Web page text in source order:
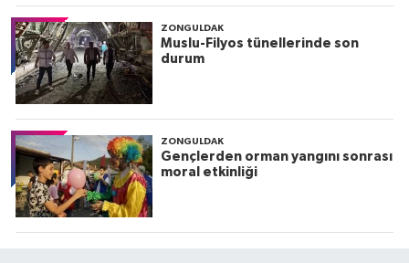
ZONGULDAK
Muslu-Filyos tünellerinde son
durum
ZONGULDAK
Gençlerden orman yangını sonrası
moral etkinliği